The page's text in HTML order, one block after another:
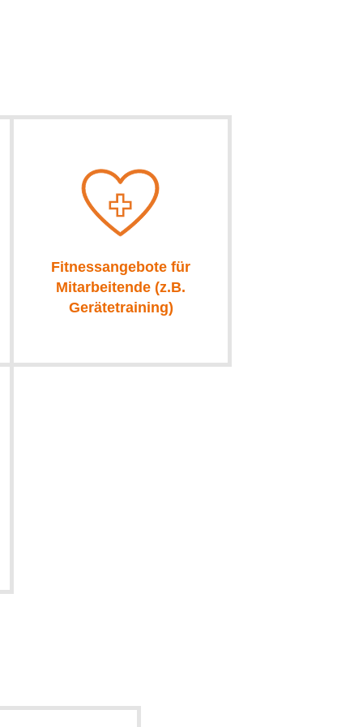
Fitnessangebote für
Mitarbeitende (z.B.
Gerätetraining)